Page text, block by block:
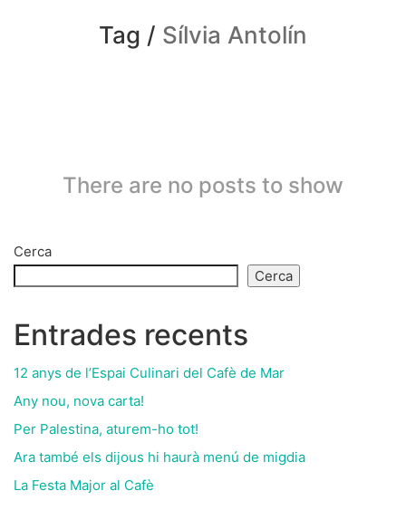
Tag / Sílvia Antolín
There are no posts to show
Cerca
Cerca
Entrades recents
12 anys de l’Espai Culinari del Cafè de Mar
Any nou, nova carta!
Per Palestina, aturem-ho tot!
Ara també els dijous hi haurà menú de migdia
La Festa Major al Cafè